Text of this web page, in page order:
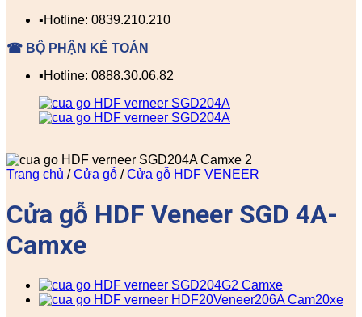
▪️Hotline: 0839.210.210
☎ BỘ PHẬN KẾ TOÁN
▪️Hotline: 0888.30.06.82
Trang chủ / Cửa gỗ / Cửa gỗ HDF VENEER
Cửa gỗ HDF Veneer SGD 4A-
Camxe